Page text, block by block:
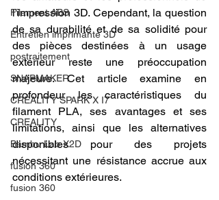
Filament ABS
Entretien imprimante 3D
postraitement
SNAPMAKER
CRÉALITY SPARK X I7
CREALITY
Bambu Lab X2D
fusion 360
fusion 360
l'impression 3D. Cependant, la question
de sa durabilité et de sa solidité pour
des pièces destinées à un usage
extérieur reste une préoccupation
majeure. Cet article examine en
profondeur les caractéristiques du
filament PLA, ses avantages et ses
limitations, ainsi que les alternatives
disponibles pour des projets
nécessitant une résistance accrue aux
conditions extérieures.